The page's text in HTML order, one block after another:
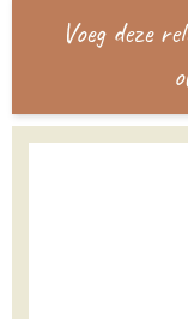
Voeg deze